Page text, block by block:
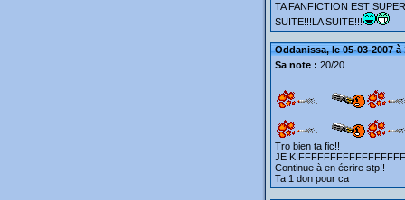
TA FANFICTION EST
SUITE!!!LA SUITE!!!
Oddanissa, le 05-03-2007 à
Sa note : 20/20
Tro bien ta fic!!
JE
Continue à en écrire stp!!
Ta 1 don pour ca